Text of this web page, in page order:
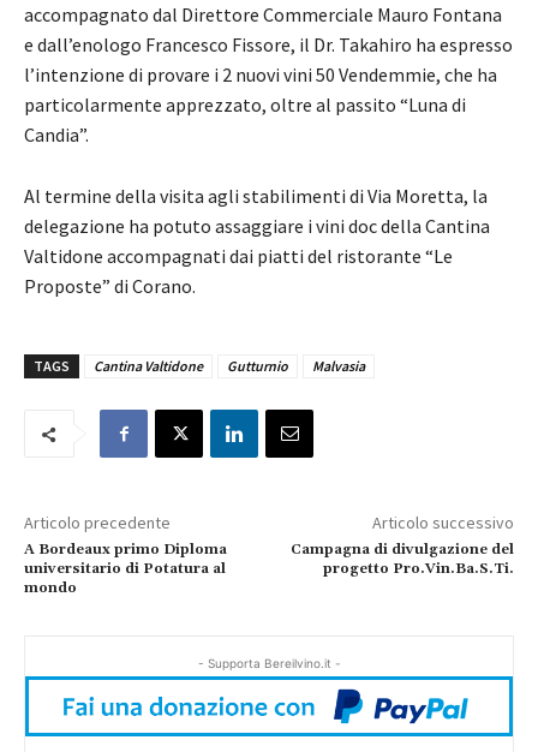
accompagnato dal Direttore Commerciale Mauro Fontana
e dall’enologo Francesco Fissore, il Dr. Takahiro ha espresso
l’intenzione di provare i 2 nuovi vini 50 Vendemmie, che ha
particolarmente apprezzato, oltre al passito “Luna di
Candia”.
Al termine della visita agli stabilimenti di Via Moretta, la
delegazione ha potuto assaggiare i vini doc della Cantina
Valtidone accompagnati dai piatti del ristorante “Le
Proposte” di Corano.
TAGS Cantina Valtidone Gutturnio Malvasia
Articolo precedente
A Bordeaux primo Diploma
universitario di Potatura al
mondo
Articolo successivo
Campagna di divulgazione del
progetto Pro.Vin.Ba.S.Ti.
- Supporta Bereilvino.it -